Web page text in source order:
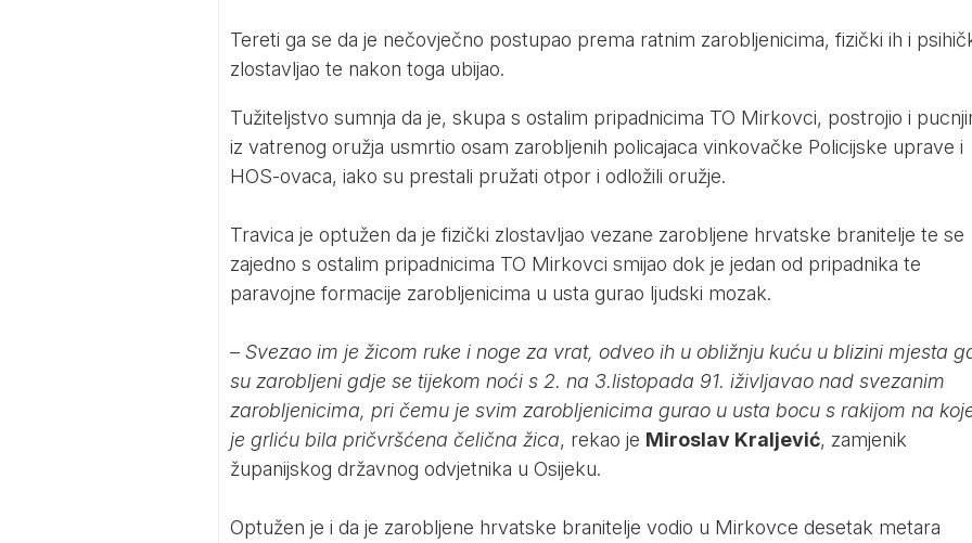
Tereti ga se da je nečovječno postupao prema ratnim zarobljenicima, fizički ih i
zlostavljao te nakon toga ubijao.
Tužiteljstvo sumnja da je, skupa s ostalim pripadnicima TO Mirkovci, postrojio i
iz vatrenog oružja usmrtio osam zarobljenih policajaca vinkovačke Policijske uprave i
HOS-ovaca, iako su prestali pružati otpor i odložili oružje.
Travica je optužen da je fizički zlostavljao vezane zarobljene hrvatske branitelje te se
zajedno s ostalim pripadnicima TO Mirkovci smijao dok je jedan od pripadnika te
paravojne formacije zarobljenicima u usta gurao ljudski mozak.
– Svezao im je žicom ruke i noge za vrat, odveo ih u obližnju kuću u blizini mjesta
su zarobljeni gdje se tijekom noći s 2. na 3.listopada 91. iživljavao nad svezanim
zarobljenicima, pri čemu je svim zarobljenicima gurao u usta bocu s rakijom na
je grliću bila pričvršćena čelična žica, rekao je Miroslav Kraljević, zamjenik
županijskog državnog odvjetnika u Osijeku.
Optužen je i da je zarobljene hrvatske branitelje vodio u Mirkovce desetak metara